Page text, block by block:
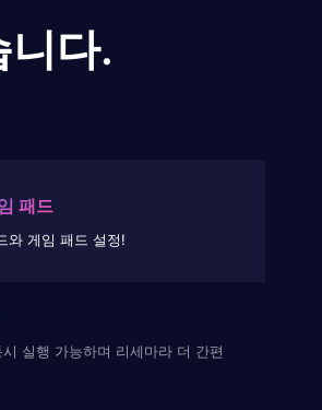
니다.
패드
와 게임 패드 설정!
실행 가능하며 리세마라 더 간편